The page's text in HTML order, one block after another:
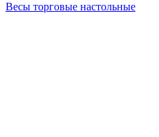
Весы торговые настольные